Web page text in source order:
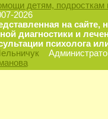
детям, подросткам
2026
на сайте,
диагностики и
психолога